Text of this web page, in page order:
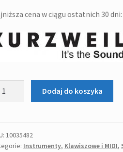
wynosiła:
9
'260,00zł.
8
cena w ciągu ostatnich 30
Dodaj do koszyka
10035482
Instrumenty, Klawiszowe i MIDI,